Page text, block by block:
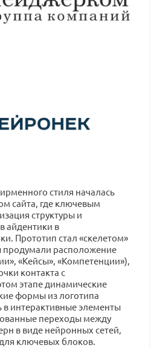
стиля началась
сайта, где ключевым
структуры и
айдентики в
Прототип стал «скелетом»
продумали расположение
«Кейсы», «Компетенции»),
контакта с
этапе динамические
формы из логотипа
интерактивные элементы
переходы между
в виде нейронных сетей,
ключевых блоков.